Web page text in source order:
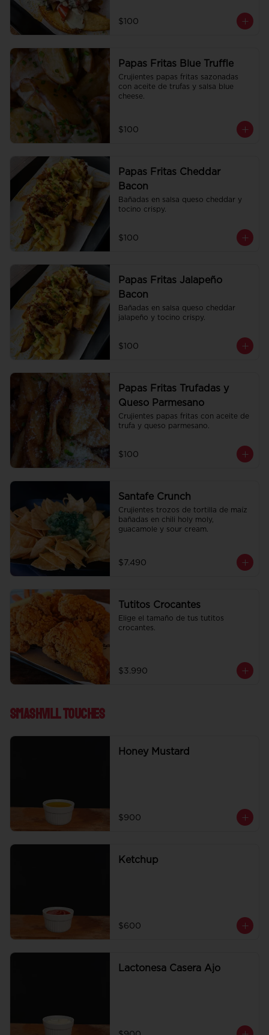
$100
Papas Fritas Blue Truffle
Crujientes papas fritas sazonadas
con aceite de trufas y salsa blue
cheese.
$100
Papas Fritas Cheddar
Bacon
Bañadas en salsa queso cheddar y
tocino crispy.
$100
Papas Fritas Jalapeño
Bacon
Bañadas en salsa queso cheddar
jalapeño y tocino crispy.
$100
Papas Fritas Trufadas y
Queso Parmesano
Crujientes papas fritas con aceite de
trufa y queso parmesano.
$100
Santafe Crunch
Crujientes trozos de tortilla de maíz
bañadas en chili holy moly,
guacamole y sour cream.
$7.490
Tutitos Crocantes
Elige el tamaño de tus tutitos
crocantes.
$3.990
Smashvill Touches
Honey Mustard
$900
Ketchup
$600
Lactonesa Casera Ajo